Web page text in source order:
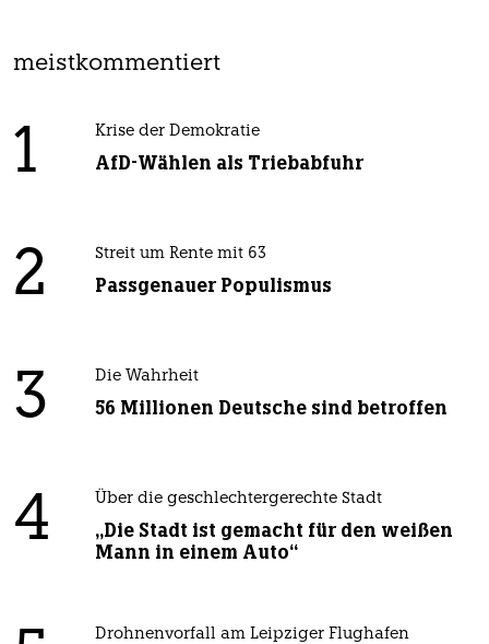
meistkommentiert
1 Krise der Demokratie
AfD-Wählen als Triebabfuhr
2 Streit um Rente mit 63
Passgenauer Populismus
3 Die Wahrheit
56 Millionen Deutsche sind betroffen
4 Über die geschlechtergerechte Stadt
„Die Stadt ist gemacht für den weißen
Mann in einem Auto“
Drohnenvorfall am Leipziger Flughafen